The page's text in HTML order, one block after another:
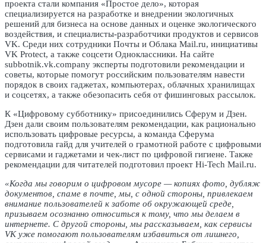
проекта стали компания «Простое дело», которая
специализируется на разработке и внедрении экологичных
решений для бизнеса на основе данных и оценке экологического
воздействия, и специалисты-разработчики продуктов и сервисов
VK. Среди них сотрудники Почты и Облака Mail.ru, инициативы
VK Protect, а также соцсети Одноклассники. На сайте
subbotnik.vk.company эксперты подготовили рекомендации и
советы, которые помогут российским пользователям навести
порядок в своих гаджетах, компьютерах, облачных хранилищах
и соцсетях, а также обезопасить себя от фишинговых рассылок.
К «Цифровому субботнику» присоединились Сферум и Дзен.
Дзен дали своим пользователям рекомендации, как рационально
использовать цифровые ресурсы, а команда Сферума
подготовила гайд для учителей о грамотной работе с цифровыми
сервисами и гаджетами и чек-лист по цифровой гигиене. Также
рекомендации для читателей подготовил проект Hi-Tech Mail.ru.
«Когда мы говорим о цифровом мусоре — копиях фото, дубляж
документов, спаме в почте, мы, с одной стороны, привлекаем
внимание пользователей к заботе об окружающей среде,
призываем осознанно относиться к тому, что мы делаем в
интернете. С другой стороны, мы рассказываем, как сервисы
VK уже помогают пользователям избавиться от лишнего,